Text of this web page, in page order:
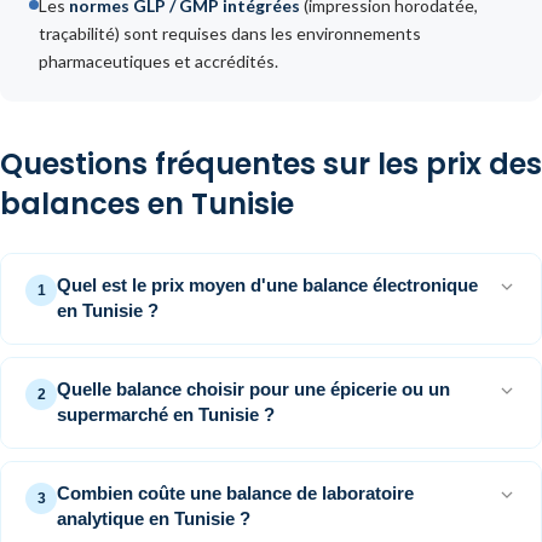
Les normes GLP / GMP intégrées (impression horodatée,
traçabilité) sont requises dans les environnements
pharmaceutiques et accrédités.
Questions fréquentes sur les prix des
balances en Tunisie
1
Quel est le prix moyen d'une balance électronique
en Tunisie ?
Le prix d'unebalance électronique en Tunisievarie
entre700 DT et 10 000 DTselon le type : commerciale
(700–9 000 DT), industrielle (1 100–5 000 DT) ou de
laboratoire (1 200–7 000 DT). Des facteurs tels que la
précision, la capacité et les options de connectivité
influencent directement la fourchette finale.
2
Quelle balance choisir pour une épicerie ou un
supermarché en Tunisie ?
Pour un usage commercial légal (épicerie, GMS, marché),
unebalance électronique commerciale homologuée
OIML classe III, entre 700 DT et 3 000 DT, est
3
Combien coûte une balance de laboratoire
analytique en Tunisie ?